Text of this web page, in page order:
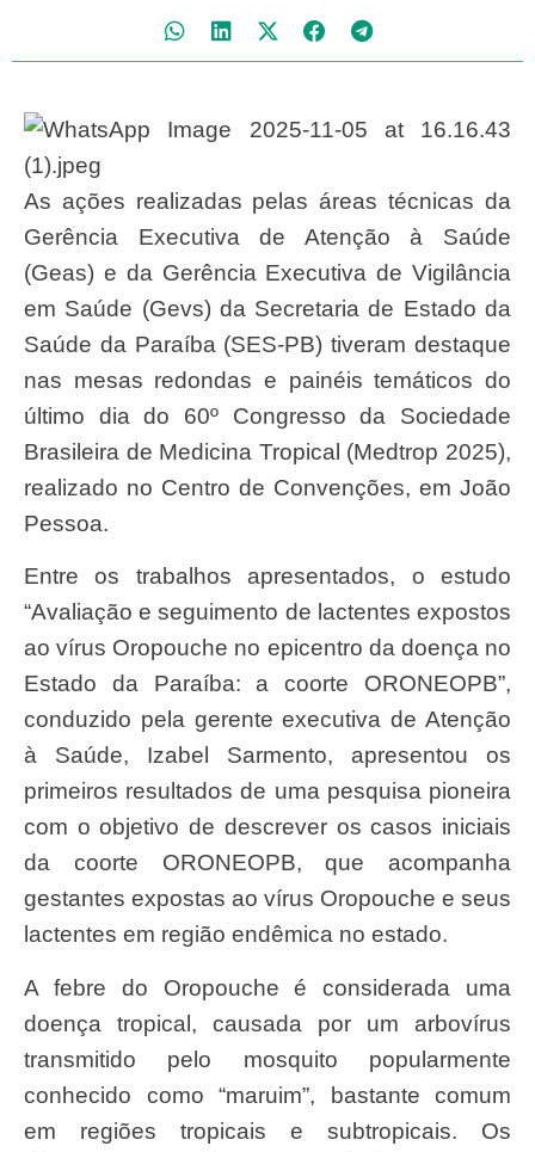
As ações realizadas pelas áreas técnicas da
Gerência Executiva de Atenção à Saúde
(Geas) e da Gerência Executiva de Vigilância
em Saúde (Gevs) da Secretaria de Estado da
Saúde da Paraíba (SES-PB) tiveram destaque
nas mesas redondas e painéis temáticos do
último dia do 60º Congresso da Sociedade
Brasileira de Medicina Tropical (Medtrop 2025),
realizado no Centro de Convenções, em João
Pessoa.
Entre os trabalhos apresentados, o estudo
“Avaliação e seguimento de lactentes expostos
ao vírus Oropouche no epicentro da doença no
Estado da Paraíba: a coorte ORONEOPB”,
conduzido pela gerente executiva de Atenção
à Saúde, Izabel Sarmento, apresentou os
primeiros resultados de uma pesquisa pioneira
com o objetivo de descrever os casos iniciais
da coorte ORONEOPB, que acompanha
gestantes expostas ao vírus Oropouche e seus
lactentes em região endêmica no estado.
A febre do Oropouche é considerada uma
doença tropical, causada por um arbovírus
transmitido pelo mosquito popularmente
conhecido como “maruim”, bastante comum
em regiões tropicais e subtropicais. Os